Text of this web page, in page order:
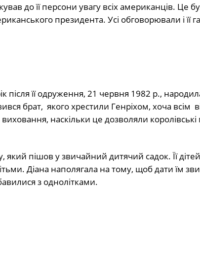
до її персони увагу всіх американців. Це
президента. Усі обговорювали і її
її одруження, 21 червня 1982 р.,
брат, якого хрестили Генріхом, хоча всім
наскільки це дозволяли
пішов у звичайний дитячий садок. Її
Діана наполягала на тому, щоб дати їм
з однолітками.